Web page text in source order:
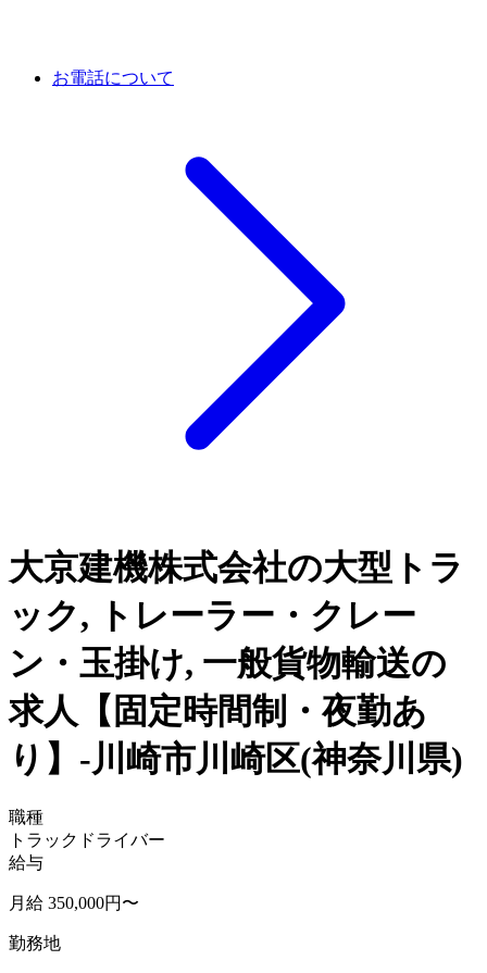
お電話について
大京建機株式会社の大型トラ
ック, トレーラー・クレー
ン・玉掛け, 一般貨物輸送の
求人【固定時間制・夜勤あ
り】-川崎市川崎区(神奈川県)
職種
トラックドライバー
給与
月給 350,000円〜
勤務地